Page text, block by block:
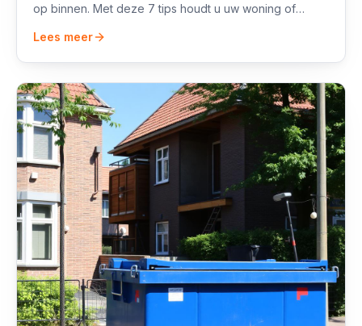
op binnen. Met deze 7 tips houdt u uw woning of
Lees meer